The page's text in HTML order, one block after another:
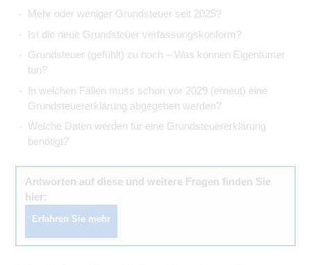
Mehr oder weniger Grundsteuer seit 2025?
Ist die neue Grundsteuer verfassungskonform?
Grundsteuer (gefühlt) zu hoch – Was können Eigentümer
tun?
In welchen Fällen muss schon vor 2029 (erneut) eine
Grundsteuererklärung abgegeben werden?
Welche Daten werden für eine Grundsteuererklärung
benötigt?
Antworten auf diese und weitere Fragen finden Sie
hier:
Erfahren Sie mehr